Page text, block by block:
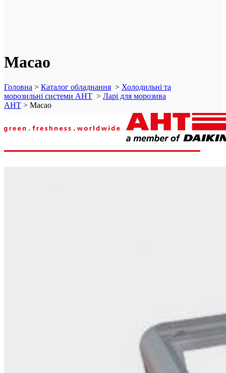
Macao
Головна > Каталог обладнання > Холодильні та
морозильні системи AHT > Ларі для морозива
AHT > Macao